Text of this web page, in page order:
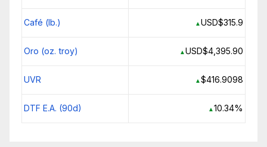
Café (lb.) ▲USD$315.9
Oro (oz. troy) ▲USD$4,395.90
UVR ▲$416.9098
DTF E.A. (90d) ▲ 10.34%